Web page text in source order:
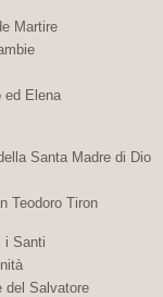
Martire
ed Elena
Santa Madre di Dio
Teodoro Tiron
i Santi
del Salvatore